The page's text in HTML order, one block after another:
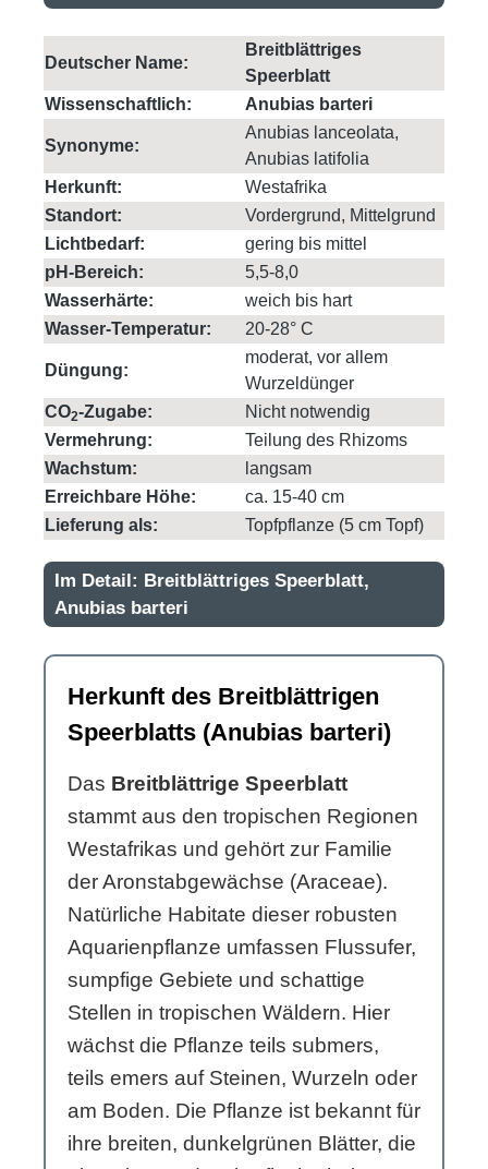
Deutscher Name:
Breitblättriges
Speerblatt
Wissenschaftlich:
Anubias barteri
Synonyme:
Anubias lanceolata,
Anubias latifolia
Herkunft:
Westafrika
Standort:
Vordergrund, Mittelgrund
Lichtbedarf:
gering bis mittel
pH-Bereich:
5,5-8,0
Wasserhärte:
weich bis hart
Wasser-Temperatur:
20-28° C
Düngung:
moderat, vor allem
Wurzeldünger
CO2-Zugabe:
Nicht notwendig
Vermehrung:
Teilung des Rhizoms
Wachstum:
langsam
Erreichbare Höhe:
ca. 15-40 cm
Lieferung als:
Topfpflanze (5 cm Topf)
Im Detail: Breitblättriges Speerblatt,
Anubias barteri
Herkunft des Breitblättrigen
Speerblatts (Anubias barteri)
Das Breitblättrige Speerblatt
stammt aus den tropischen Regionen
Westafrikas und gehört zur Familie
der Aronstabgewächse (Araceae).
Natürliche Habitate dieser robusten
Aquarienpflanze umfassen Flussufer,
sumpfige Gebiete und schattige
Stellen in tropischen Wäldern. Hier
wächst die Pflanze teils submers,
teils emers auf Steinen, Wurzeln oder
am Boden. Die Pflanze ist bekannt für
ihre breiten, dunkelgrünen Blätter, die